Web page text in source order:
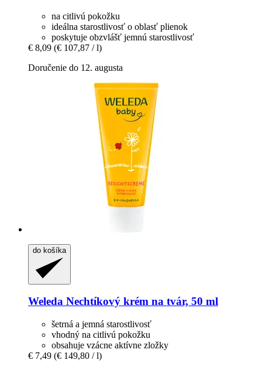
na citlivú pokožku
ideálna starostlivosť o oblasť plienok
poskytuje obzvlášť jemnú starostlivosť
€ 8,09 (€ 107,87 / l)
Doručenie do 12. augusta
do košíka
Weleda Nechtíkový krém na tvár, 50 ml
šetrná a jemná starostlivosť
vhodný na citlivú pokožku
obsahuje vzácne aktívne zložky
€ 7,49 (€ 149,80 / l)